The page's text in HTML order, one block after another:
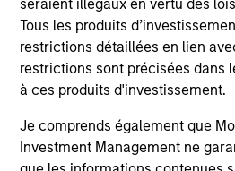
seraient illégaux en vertu des
Tous les produits
restrictions détaillées en lien
restrictions sont précisées dans
à ces produits d'investissement.
Je comprends également que
Investment Management ne
Dana